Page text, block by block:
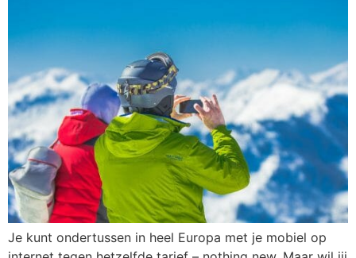
Je kunt ondertussen in heel Europa met je mobiel op